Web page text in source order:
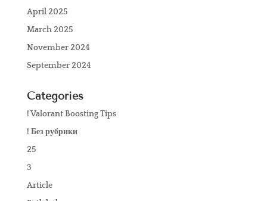
April 2025
March 2025
November 2024
September 2024
Categories
! Valorant Boosting Tips
! Без рубрики
25
3
Article